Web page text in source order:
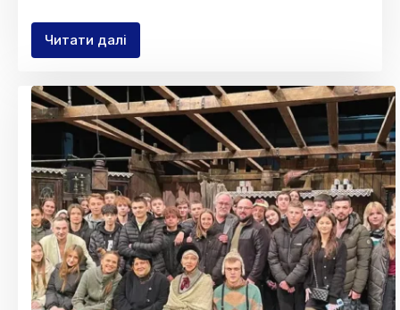
Читати далі
Разом
до